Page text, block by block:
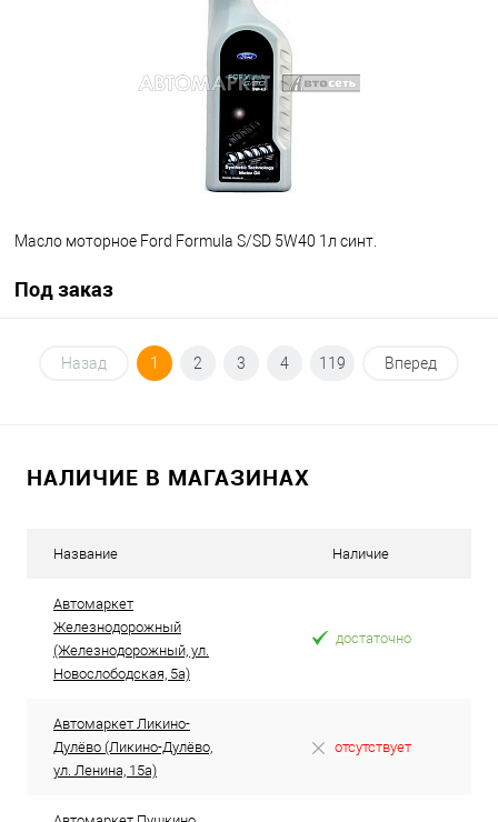
Масло моторное Ford Formula S/SD 5W40 1л синт.
Под заказ
Под заказ
Назад 1 2 3 4 119 Вперед
НАЛИЧИЕ В МАГАЗИНАХ
Название Наличие
Автомаркет
Железнодорожный
(Железнодорожный, ул.
Новослободская, 5а)
достаточно
Автомаркет Ликино-
Дулёво (Ликино-Дулёво,
ул. Ленина, 15а)
отсутствует